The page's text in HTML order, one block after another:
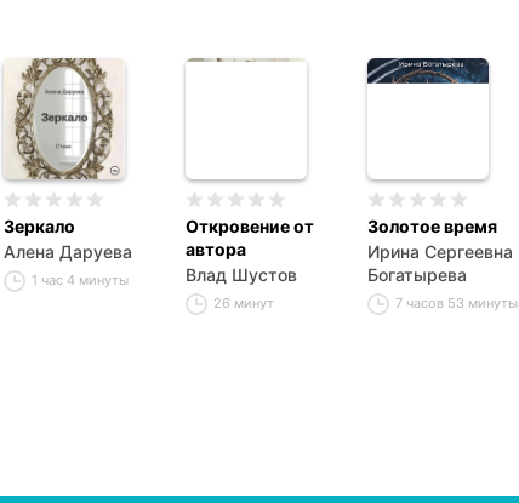
Зеркало
Алена Даруева
1 час 4 минуты
Откровение от
автора
Влад Шустов
26 минут
Золотое время
Ирина Сергеевна
Богатырева
7 часов 53 минуты